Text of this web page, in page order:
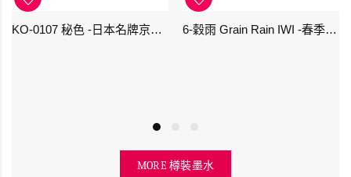
KO-0107 秘色 -日本名牌京の音樽裝鋼筆墨水 4573356130234 - 40ml 6-穀雨 Grain Rain IWI -春季-24節氣色澤鋼筆墨水
MORE 樽裝墨水